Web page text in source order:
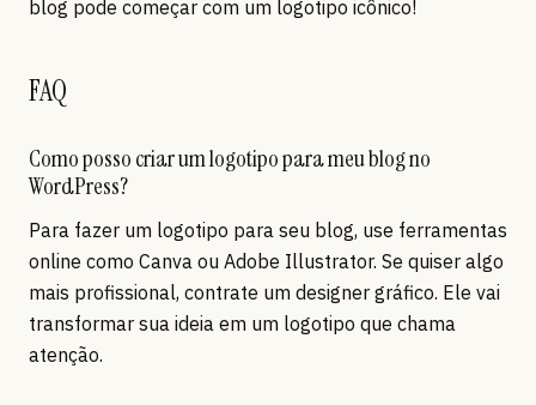
blog pode começar com um logotipo icônico!
FAQ
Como posso criar um logotipo para meu blog no
WordPress?
Para fazer um logotipo para seu blog, use ferramentas
online como Canva ou Adobe Illustrator. Se quiser algo
mais profissional, contrate um designer gráfico. Ele vai
transformar sua ideia em um logotipo que chama
atenção.